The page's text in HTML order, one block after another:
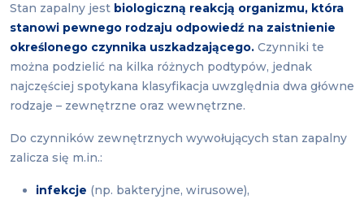
Stan zapalny jest biologiczną reakcją organizmu, która
stanowi pewnego rodzaju odpowiedź na zaistnienie
określonego czynnika uszkadzającego. Czynniki te
można podzielić na kilka różnych podtypów, jednak
najczęściej spotykana klasyfikacja uwzględnia dwa główne
rodzaje – zewnętrzne oraz wewnętrzne.
Do czynników zewnętrznych wywołujących stan zapalny
zalicza się m.in.:
infekcje (np. bakteryjne, wirusowe),